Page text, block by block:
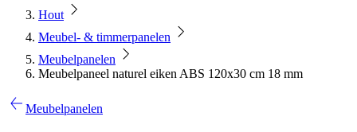
Hout
Meubel- & timmerpanelen
Meubelpanelen
Meubelpaneel naturel eiken ABS 120x30 cm 18 mm
Meubelpanelen